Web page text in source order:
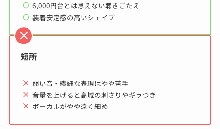
6,000円台とは思えない聴きごたえ
装着安定感の高いシェイプ
短所
弱い音・繊細な表現はやや苦手
音量を上げると高域の刺さりやギラつき
ボーカルがやや遠く細め